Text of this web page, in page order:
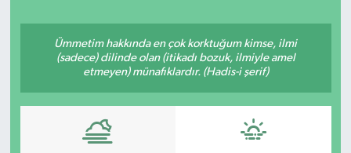
Ümmetim hakkında en çok korktuğum kimse, ilmi
(sadece) dilinde olan (itikadı bozuk, ilmiyle amel
etmeyen) münafıklardır. (Hadis-i şerif)
Yaşam
Resmi ilanlar